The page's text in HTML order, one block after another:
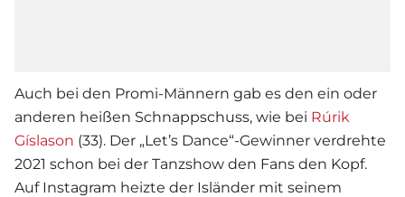
Auch bei den Promi-Männern gab es den ein oder
anderen heißen Schnappschuss, wie bei Rúrik
Gíslason (33). Der „Let’s Dance“-Gewinner verdrehte
2021 schon bei der Tanzshow den Fans den Kopf.
Auf Instagram heizte der Isländer mit seinem